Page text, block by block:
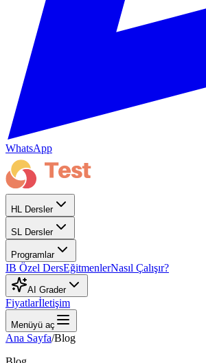
WhatsApp
HL Dersler
SL Dersler
Programlar
IB Özel DersEğitmenlerNasıl Çalışır?
AI Grader
Fiyatlarİletişim
Menüyü aç
Ana Sayfa/Blog